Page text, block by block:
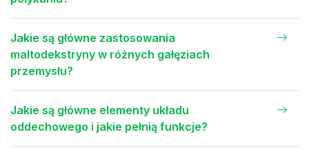
Jakie są główne zastosowania
maltodekstryny w różnych gałęziach
przemysłu?
Jakie są główne elementy układu
oddechowego i jakie pełnią funkcje?